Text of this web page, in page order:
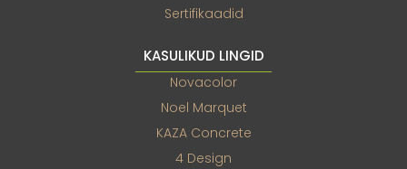
Sertifikaadid
KASULIKUD LINGID
Novacolor
Noel Marquet
KAZA Concrete
4 Design